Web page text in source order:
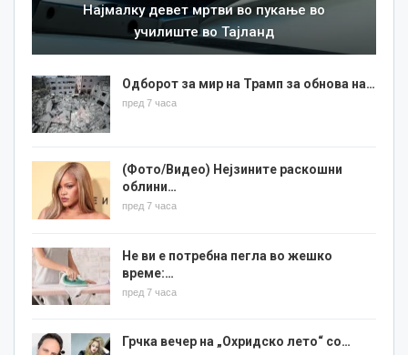
Најмалку девет мртви во пукање во
училиште во Тајланд
Одборот за мир на Трамп за обнова на…
пред 7 часа
(Фото/Видео) Нејзините раскошни
облини…
пред 7 часа
Не ви е потребна пегла во жешко
време:…
пред 7 часа
Грчка вечер на „Охридско лето“ со…